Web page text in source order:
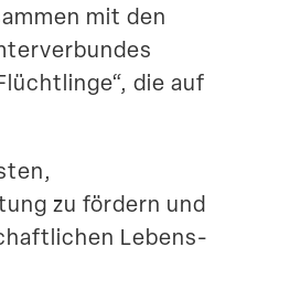
mit den
die auf
zu fördern und
Lebens­